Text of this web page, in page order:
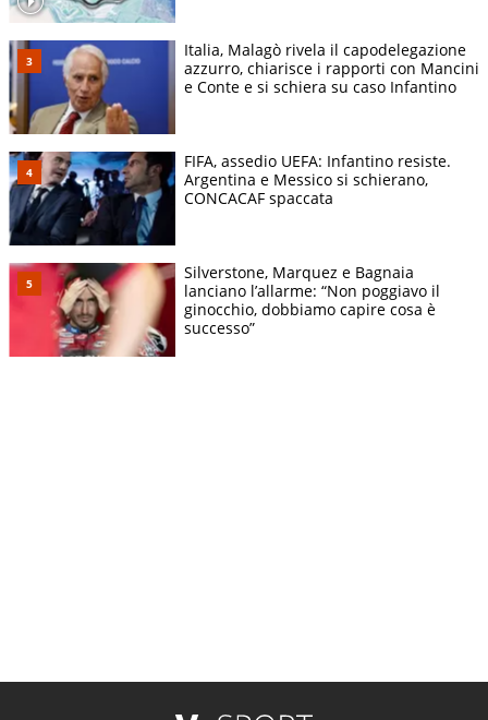
Italia, Malagò rivela il capodelegazione
azzurro, chiarisce i rapporti con Mancini
e Conte e si schiera su caso Infantino
FIFA, assedio UEFA: Infantino resiste.
Argentina e Messico si schierano,
CONCACAF spaccata
Silverstone, Marquez e Bagnaia
lanciano l’allarme: “Non poggiavo il
ginocchio, dobbiamo capire cosa è
successo”